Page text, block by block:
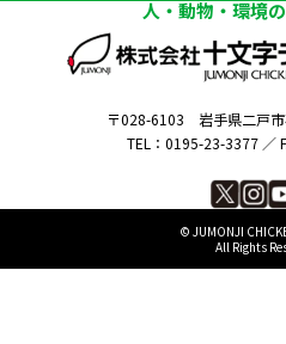
人・動物・環境
〒028-6103 岩手県二戸
TEL：0195-23-3377 ／
©︎ JUMONJI
All Rights